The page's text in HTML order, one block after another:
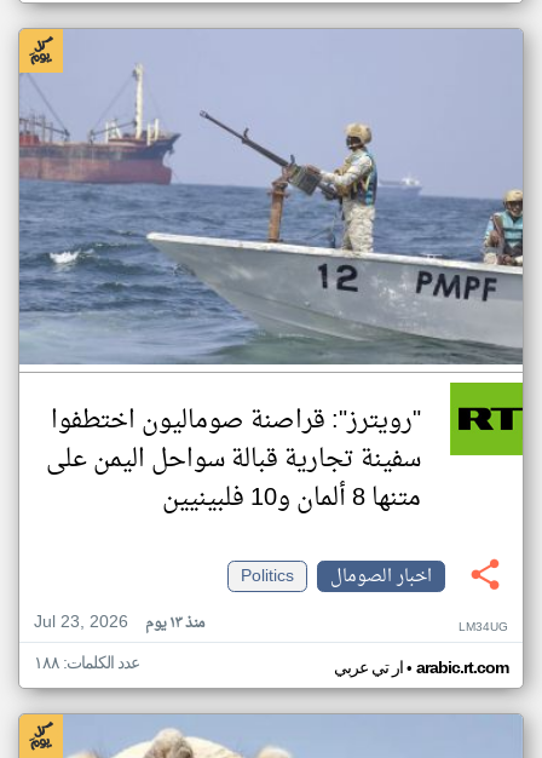
"رويترز": قراصنة صوماليون اختطفوا
سفينة تجارية قبالة سواحل اليمن على
متنها 8 ألمان و10 فلبينيين
اخبار الصومال
Politics
Jul 23, 2026
منذ ١٣ يوم LM34UG
ار تي عربي• arabic.rt.com عدد الكلمات: ١٨٨